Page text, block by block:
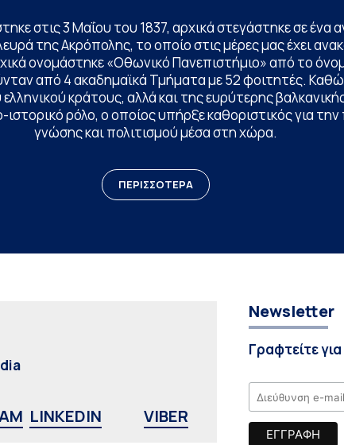
στις 3 Μαΐου του 1837, αρχικά στεγάστηκε σε ένα
της Ακρόπολης, το οποίο στις μέρες μας έχει
ονομάστηκε «Οθωνικό Πανεπιστήμιο» από το
από 4 ακαδημαϊκά Τμήματα με 52 φοιτητές.
κράτους, αλλά και της ευρύτερης
ρόλο, ο οποίος υπήρξε καθοριστικός για
γνώσης και πολιτισμού μέσα στη χώρα.
ΠΕΡΙΣΣΟΤΕΡΑ
LINKEDIN VIBER
Newsletter
Γραφτείτε